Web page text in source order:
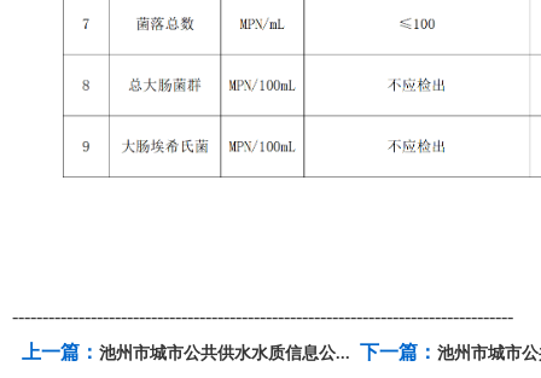
-----------------------------------------------------------------------------------
上一篇： 池州市城市公共供水水质信息公... 下一篇： 池州市城市